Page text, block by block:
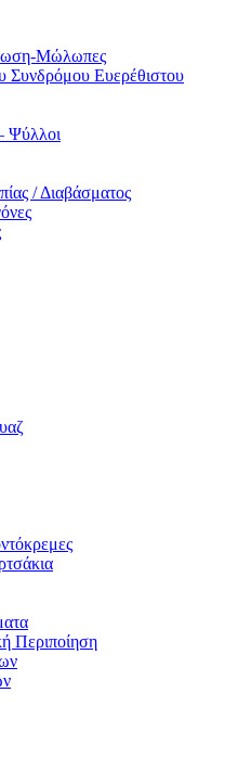
Μώλωπες
Συνδρόμου Ευερέθιστου
Ψύλλοι
/ Διαβάσματος
Περιποίηση